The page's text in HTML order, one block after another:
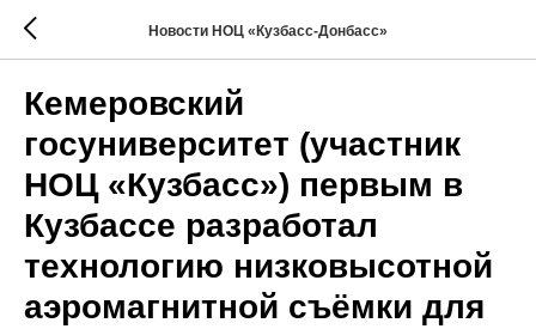
Новости НОЦ «Кузбасс-Донбасс»
Кемеровский
госуниверситет (участник
НОЦ «Кузбасс») первым в
Кузбассе разработал
технологию низковысотной
аэромагнитной съёмки для